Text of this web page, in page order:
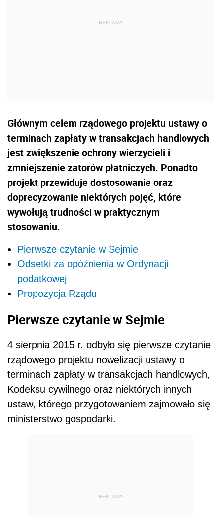
Głównym celem rządowego projektu ustawy o
terminach zapłaty w transakcjach handlowych
jest zwiększenie ochrony wierzycieli i
zmniejszenie zatorów płatniczych. Ponadto
projekt przewiduje dostosowanie oraz
doprecyzowanie niektórych pojęć, które
wywołują trudności w praktycznym
stosowaniu.
Pierwsze czytanie w Sejmie
Odsetki za opóźnienia w Ordynacji
podatkowej
Propozycja Rządu
Pierwsze czytanie w Sejmie
4 sierpnia 2015 r. odbyło się pierwsze czytanie
rządowego projektu nowelizacji ustawy o
terminach zapłaty w transakcjach handlowych,
Kodeksu cywilnego oraz niektórych innych
ustaw, którego przygotowaniem zajmowało się
ministerstwo gospodarki.
REKLAMA